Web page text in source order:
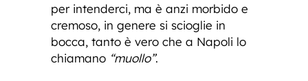
per intenderci, ma è anzi morbido e
cremoso, in genere si scioglie in
bocca, tanto è vero che a Napoli lo
chiamano “muollo”.